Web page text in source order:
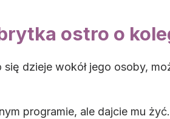
ostro o
dzieje wokół jego osoby,
programie, ale dajcie mu